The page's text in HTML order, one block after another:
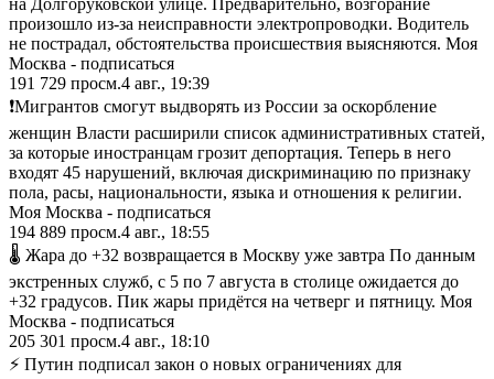
произошло из-за неисправности электропроводки. Водитель
не пострадал, обстоятельства происшествия выясняются. Моя
Москва - подписаться
191 729 просм.4 авг., 19:39
❗️Мигрантов смогут выдворять из России за оскорбление
женщин Власти расширили список административных статей,
за которые иностранцам грозит депортация. Теперь в него
входят 45 нарушений, включая дискриминацию по признаку
пола, расы, национальности, языка и отношения к религии.
Моя Москва - подписаться
194 889 просм.4 авг., 18:55
🌡️ Жара до +32 возвращается в Москву уже завтра По данным
экстренных служб, с 5 по 7 августа в столице ожидается до
+32 градусов. Пик жары придётся на четверг и пятницу. Моя
Москва - подписаться
205 301 просм.4 авг., 18:10
⚡️ Путин подписал закон о новых ограничениях для